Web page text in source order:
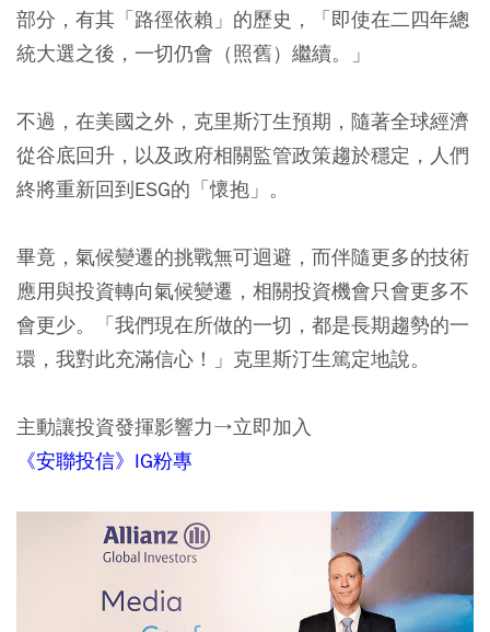
部分，有其「路徑依賴」的歷史，「即使在二四年總
統大選之後，一切仍會（照舊）繼續。」
不過，在美國之外，克里斯汀生預期，隨著全球經濟
從谷底回升，以及政府相關監管政策趨於穩定，人們
終將重新回到ESG的「懷抱」。
畢竟，氣候變遷的挑戰無可迴避，而伴隨更多的技術
應用與投資轉向氣候變遷，相關投資機會只會更多不
會更少。「我們現在所做的一切，都是長期趨勢的一
環，我對此充滿信心！」克里斯汀生篤定地說。
主動讓投資發揮影響力→立即加入
《安聯投信》IG粉專